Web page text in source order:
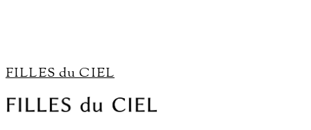
FILLES du CIEL